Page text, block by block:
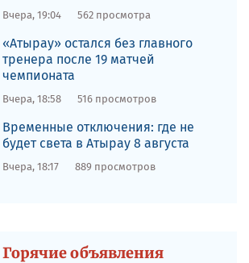
Вчера, 19:04 562 просмотра
«Атырау» остался без главного
тренера после 19 матчей
чемпионата
Вчера, 18:58 516 просмотров
Временные отключения: где не
будет света в Атырау 8 августа
Вчера, 18:17 889 просмотров
Горячие объявления